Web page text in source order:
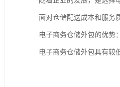
面对仓储配送成本和服务
电子商务仓储外包的优势：
电子商务仓储外包具有较